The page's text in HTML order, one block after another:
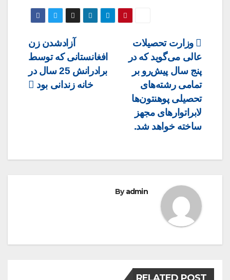
Post
navigation
آزادشدن زن
افغانستانی که توسط
برادرانش 25 سال در
خانه زندانی بود
وزارت تحصیلات
عالی می‌گوید که در
پنج سال پیش‌رو بر
تمامی رشته‌های
تحصیلی پوهنتون‌ها
لابراتوارهای مجهز
ساخته خواهد شد.
Byadmin